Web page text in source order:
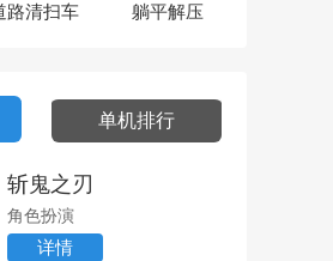
路清扫车
躺平解压
单机排行
斩鬼之刃
角色扮演
详情